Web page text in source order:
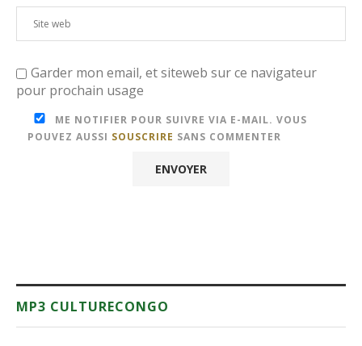
Garder mon email, et siteweb sur ce navigateur
pour prochain usage
ME NOTIFIER POUR SUIVRE VIA E-MAIL. VOUS
POUVEZ AUSSI SOUSCRIRE SANS COMMENTER
MP3 CULTURECONGO